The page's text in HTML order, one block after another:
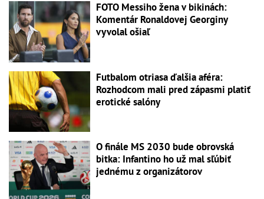
FOTO Messiho žena v bikinách:
Komentár Ronaldovej Georginy
vyvolal ošiaľ
Futbalom otriasa ďalšia aféra:
Rozhodcom mali pred zápasmi platiť
erotické salóny
O finále MS 2030 bude obrovská
bitka: Infantino ho už mal sľúbiť
jednému z organizátorov